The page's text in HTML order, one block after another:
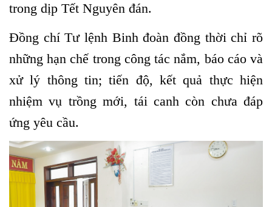
trong dịp Tết Nguyên đán.
Đồng chí Tư lệnh Binh đoàn đồng thời chỉ rõ
những hạn chế trong công tác nắm, báo cáo và
xử lý thông tin; tiến độ, kết quả thực hiện
nhiệm vụ trồng mới, tái canh còn chưa đáp
ứng yêu cầu.